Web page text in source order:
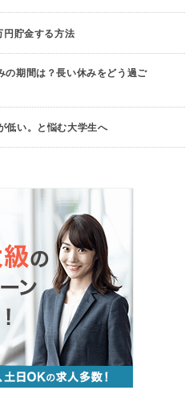
円貯金する方法
の期間は？長い休みをどう過ご
低い。と悩む大学生へ